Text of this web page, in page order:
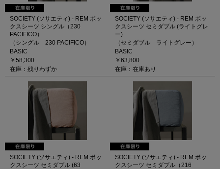
SOCIETY (ソサエティ) - REM ボッ
クスシーツ シングル（230
PACIFICO）
（シングル 230 PACIFICO）
BASIC
￥58,300
在庫：残りわずか
SOCIETY (ソサエティ) - REM ボッ
クスシーツ セミダブル (ライトグレ
ー)
（セミダブル ライトグレー）
BASIC
￥63,800
在庫：在庫あり
SOCIETY (ソサエティ) - REM ボッ
クスシーツ セミダブル (63
SOCIETY (ソサエティ) - REM ボッ
クスシーツ セミダブル（216